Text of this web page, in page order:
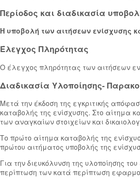
Περίοδος και διαδικασία
Η υποβολή των αιτήσεων ενίσχυσης
Έλεγχος Πληρότητας
Ο έλεγχος πληρότητας των αιτήσεων
Διαδικασία Υλοποίησης-
Μετά την έκδοση της εγκριτικής
καταβολής της ενίσχυσης. Στο αίτημα
των αναγκαίων στοιχείων και
Το πρώτο αίτημα καταβολής της
πρώτου αιτήματος υποβολής της
Για την διευκόλυνση της υλοποίησης
περίπτωση των κατά περίπτωση